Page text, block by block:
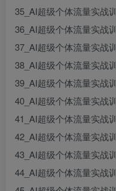
35_AI超级个体流量实战
36_AI超级个体流量实战
37_AI超级个体流量实战
38_AI超级个体流量实战
39_AI超级个体流量实战
40_AI超级个体流量实战
41_AI超级个体流量实战
42_AI超级个体流量实战
43_AI超级个体流量实战
44_AI超级个体流量实战